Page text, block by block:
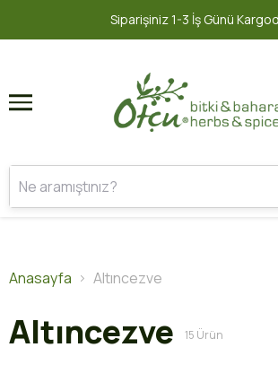
2000 TL ve üzeri ÜCRETSİZ
1 2
Anasayfa Altıncezve
Altıncezve 15 Ürün